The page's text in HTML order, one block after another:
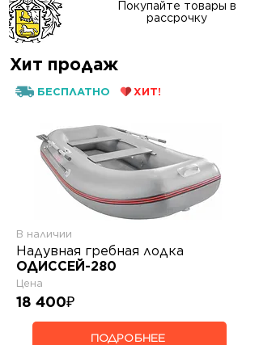
Покупайте товары в
рассрочку
Хит продаж
Надувная гребная лодка
ОДИССЕЙ-280
В наличии
Цена
18 400₽
БЕСПЛАТНО ХИТ!
ПОДРОБНЕЕ